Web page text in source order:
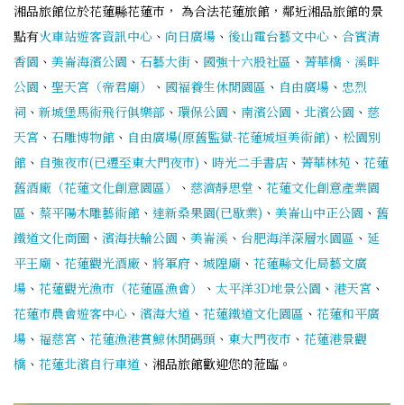
湘品旅館位於花蓮縣花蓮市， 為合法花蓮旅館，鄰近湘品旅館的景
點有火車站遊客資訊中心 、 向日廣場 、 後山電台藝文中心 、 合賓清
香園 、 美崙海濱公園 、 石藝大街 、 國強十六股社區 、 菁華橋、溪畔
公園 、 聖天宮（帝君廟） 、 國褔養生休閒園區 、 自由廣場 、 忠烈
祠 、 新城堡馬術飛行俱樂部 、 環保公園 、 南濱公園 、 北濱公園 、 慈
天宮 、 石雕博物館 、 自由廣場(原舊監獄-花蓮城垣美術館) 、 松園別
館 、 自強夜市(已遷至東大門夜市) 、 時光二手書店 、 菁華林苑 、 花蓮
舊酒廠（花蓮文化創意園區）
、 慈濟靜思堂 、 花蓮文化創意產業園
區 、 蔡平陽木雕藝術館 、 達新桑果園(已歇業) 、 美崙山中正公園 、 舊
鐵道文化商圈 、 濱海扶輪公園 、 美崙溪 、 台肥海洋深層水園區 、 延
平王廟 、 花蓮觀光酒廠 、 將軍府 、 城隍廟 、 花蓮縣文化局藝文廣
場 、 花蓮觀光漁市（花蓮區漁會） 、 太平洋3D地景公園 、 港天宮 、
花蓮市農會遊客中心 、 濱海大道 、 花蓮鐵道文化園區 、 花蓮和平廣
場 、 福慈宮 、 花蓮漁港賞鯨休閒碼頭 、 東大門夜市 、 花蓮港景觀
橋 、 花蓮北濱自行車道 、湘品旅館歡迎您的蒞臨。